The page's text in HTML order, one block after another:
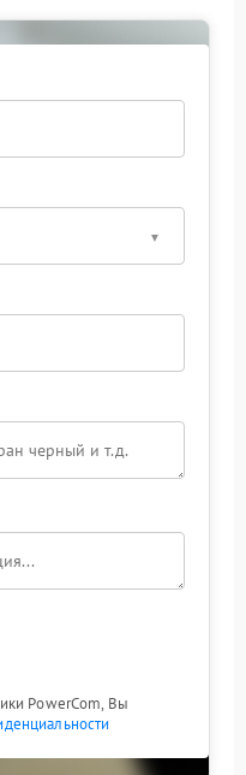
надежнее.
как можно
работоспособность
серьезных
PowerCom, Вы